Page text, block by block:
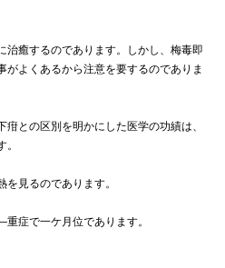
癒するのであります。しかし、梅毒即
がよくあるから注意を要するのでありま
との区別を明かにした医学の功績は、
見るのであります。
症で一ケ月位であります。